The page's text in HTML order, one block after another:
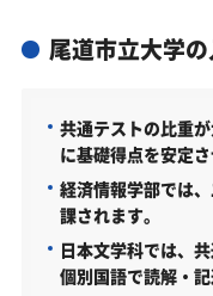
尾道市立大学
共通テストの比重
に基礎得点を安定
経済情報学部では
課されます。
日本文学科では、
個別国語で読解・